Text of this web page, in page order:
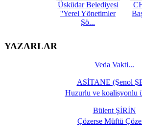
Üsküdar Belediyesi
''Yerel Yönetimler
Şö...
YAZARLAR
Veda Vakti...
ASİTANE (Şenol
Huzurlu ve koalisyonlu
Bülent ŞİRİN
Çözerse Müftü